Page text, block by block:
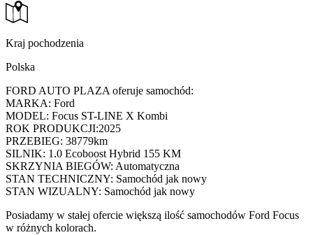
Kraj pochodzenia
Polska
FORD AUTO PLAZA oferuje samochód:
MARKA: Ford
MODEL: Focus ST-LINE X Kombi
ROK PRODUKCJI:2025
PRZEBIEG: 38779km
SILNIK: 1.0 Ecoboost Hybrid 155 KM
SKRZYNIA BIEGÓW: Automatyczna
STAN TECHNICZNY: Samochód jak nowy
STAN WIZUALNY: Samochód jak nowy
Posiadamy w stałej ofercie większą ilość samochodów Ford Focus
w różnych kolorach.